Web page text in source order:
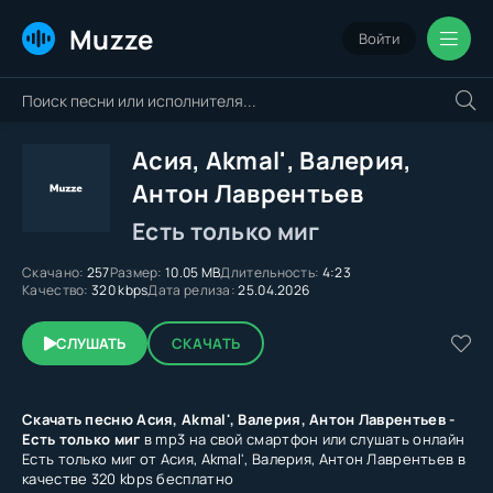
Muzze Войти
Асия, Akmal', Валерия,
Антон Лаврентьев
Есть только миг
Скачано: 257Размер: 10.05 MBДлительность: 4:23
Качество: 320 kbpsДата релиза:25.04.2026
СЛУШАТЬ СКАЧАТЬ
Скачать песню Асия, Akmal', Валерия, Антон Лаврентьев -
Есть только миг в mp3 на свой смартфон или слушать онлайн
Есть только миг от Асия, Akmal', Валерия, Антон Лаврентьев в
качестве 320 kbps бесплатно